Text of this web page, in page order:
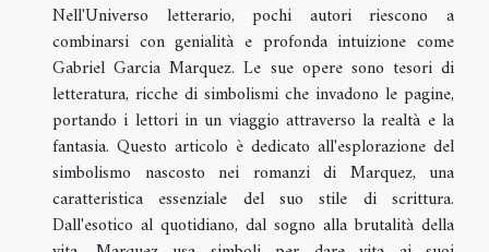
Nell'Universo letterario, pochi autori riescono a
combinarsi con genialità e profonda intuizione come
Gabriel Garcia Marquez. Le sue opere sono tesori di
letteratura, ricche di simbolismi che invadono le pagine,
portando i lettori in un viaggio attraverso la realtà e la
fantasia. Questo articolo è dedicato all'esplorazione del
simbolismo nascosto nei romanzi di Marquez, una
caratteristica essenziale del suo stile di scrittura.
Dall'esotico al quotidiano, dal sogno alla brutalità della